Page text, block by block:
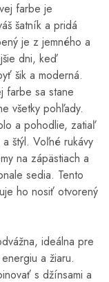
farbe je
šatník a pridá
je z jemného a
dni, keď
šik a moderná.
farbe sa stane
všetky pohľady.
a pohodlie, zatiaľ
štýl. Voľné rukávy
na zápästiach a
sedia. Tento
ho nosiť otvorený
ideálna pre
a žiaru.
s džínsami a